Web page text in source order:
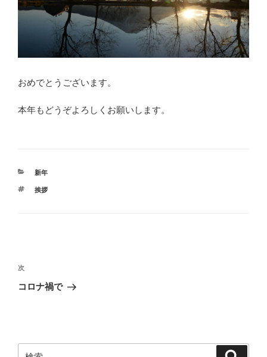
おめでとうございます。
本年もどうぞよろしくお願いします。
カ
ゴ
新年
タ
挨拶
稿
ナ
シ
次
の
次
コロナ禍で